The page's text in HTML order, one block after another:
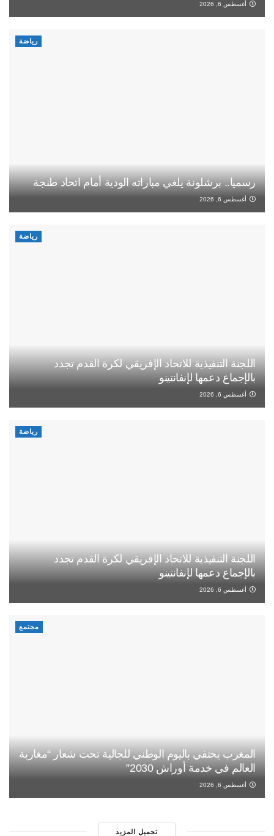
أغسطس 6, 2026
رياضة
رسميا.. برشلونة يلغي مباراته الودية أمام اتحاد طنجة
أغسطس 6, 2026
رياضة
اللجنة التنفيذية للاتحاد الإفريقي لكرة القدم تجدد
بالإجماع دعمها لإنفانتينو
أغسطس 6, 2026
رياضة
اللجنة التنفيذية للاتحاد الإفريقي لكرة القدم تجدد
بالإجماع دعمها لإنفانتينو
أغسطس 6, 2026
مجتمع
المغرب يحتفي باليوم الوطني للجالية تحت شعار “مغاربة
العالم في خدمة أوراش 2030”
أغسطس 6, 2026
تحميل المزيد